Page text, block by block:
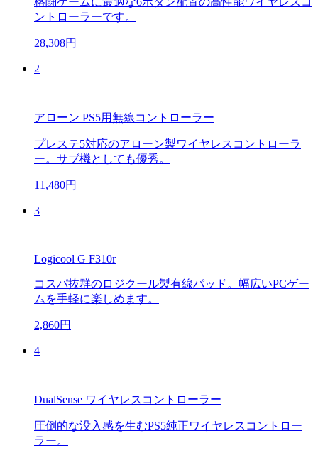
ントローラーです。
28,308円
2
アローン PS5用無線コントローラー
プレステ5対応のアローン製ワイヤレスコントローラ
ー。サブ機としても優秀。
11,480円
3
Logicool G F310r
コスパ抜群のロジクール製有線パッド。幅広いPCゲー
ムを手軽に楽しめます。
2,860円
4
DualSense ワイヤレスコントローラー
圧倒的な没入感を生むPS5純正ワイヤレスコントロー
ラー。